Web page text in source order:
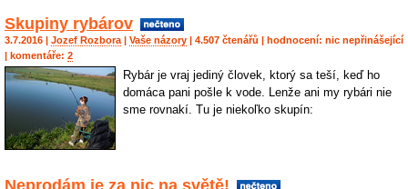
Skupiny rybárov
3.7.2016 | Jozef Rozbora | Vaše názory | 4.507 čtenářů | hodnocení: nic nepřinášející
| komentáře: 2
Rybár je vraj jediný človek, ktorý sa teší, keď ho
domáca pani pošle k vode. Lenže ani my rybári nie
sme rovnakí. Tu je niekoľko skupín:
Neprodám je za nic na světě!